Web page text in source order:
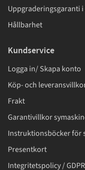
Uppgraderingsgaranti i
Hållbarhet
Kundservice
Logga in/ Skapa konto
Köp- och
Frakt
Garantivillkor
Instruktionsböcker för
Presentkort
Integritetspolicy / GDPR